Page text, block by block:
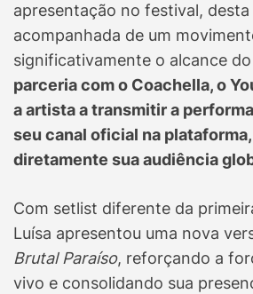
apresentação no festival, desta
acompanhada de um
significativamente o alcance
parceria com o Coachella, o
a artista a transmitir a
seu canal oficial na
diretamente sua audiência
Com setlist diferente da
Luísa apresentou uma nova
Brutal Paraíso, reforçando a
vivo e consolidando sua